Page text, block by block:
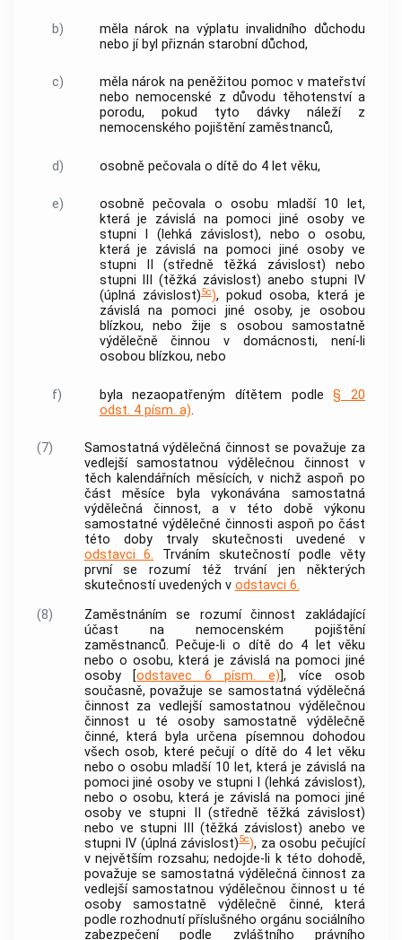
b)
měla nárok na výplatu invalidního důchodu
nebo jí byl přiznán starobní důchod,
c)
měla nárok na peněžitou pomoc v mateřství
nebo nemocenské z důvodu těhotenství a
porodu, pokud tyto dávky náleží z
nemocenského pojištění zaměstnanců,
d) osobně pečovala o dítě do 4 let věku,
e)
osobně pečovala o osobu mladší 10 let,
která je závislá na pomoci jiné osoby ve
stupni I (lehká závislost), nebo o osobu,
která je závislá na pomoci jiné osoby ve
stupni II (středně těžká závislost) nebo
stupni III (těžká závislost) anebo stupni IV
(úplná závislost)5c), pokud osoba, která je
závislá na pomoci jiné osoby, je osobou
blízkou, nebo žije s osobou samostatně
výdělečně činnou vdomácnosti, není-li
osobou blízkou, nebo
f) byla nezaopatřeným dítětem podle§ 20
odst. 4 písm. a).
(7) Samostatnávýdělečná činnost se považuje za
vedlejší samostatnouvýdělečnou činnost v
těch kalendářních měsících, v nichž aspoň po
část měsíce byla vykonávána samostatná
výdělečná činnost, a v této době výkonu
samostatné výdělečné činnosti aspoň po část
této doby trvaly skutečnosti uvedené v
odstavci 6. Trváním skutečností podle věty
první se rozumí též trvání jen některých
skutečností uvedených v odstavci 6.
(8)
Zaměstnáním se rozumí činnost zakládající
účast na nemocenském pojištění
zaměstnanců. Pečuje-li o dítě do 4 let věku
nebo o osobu, která je závislá na pomoci jiné
osoby [odstavec 6 písm. e)], více osob
současně, považuje se samostatná výdělečná
činnost za vedlejší samostatnou výdělečnou
činnost u té osoby samostatně výdělečně
činné, která byla určena písemnou dohodou
všech osob, které pečují o dítě do 4 let věku
nebo o osobu mladší 10 let, která je závislá na
pomoci jiné osoby ve stupni I (lehká závislost),
nebo o osobu, která je závislá na pomoci jiné
osoby ve stupni II (středně těžká závislost)
nebo ve stupni III (těžká závislost) anebo ve
stupni IV (úplná závislost)5c), za osobu pečující
v největším rozsahu; nedojde-li k této dohodě,
považuje se samostatná výdělečná činnost za
vedlejší samostatnou výdělečnou činnost u té
osoby samostatně výdělečně činné, která
podle rozhodnutí příslušného orgánu sociálního
zabezpečení podle zvláštního právního